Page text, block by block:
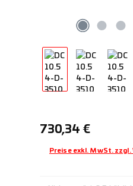
Regulärer Preis:
730,34 €
Preise exkl. MwSt.